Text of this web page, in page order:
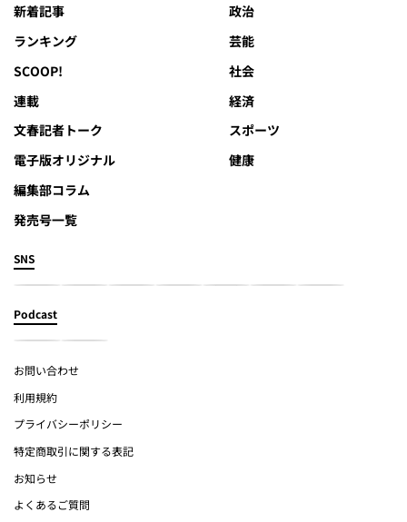
新着記事
ランキング
SCOOP!
連載
文春記者トーク
電子版オリジナル
編集部コラム
発売号一覧
政治
芸能
社会
経済
スポーツ
健康
SNS
Podcast
お問い合わせ
利用規約
プライバシーポリシー
特定商取引に関する表記
お知らせ
よくあるご質問